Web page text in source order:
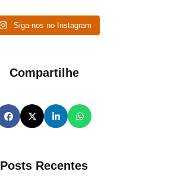
Siga-nos no Instagram
Compartilhe
Posts Recentes